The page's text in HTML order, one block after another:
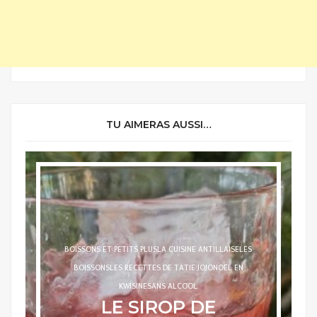
TU AIMERAS AUSSI…
ALCOOLISÉESLA CUISINE ANTILLAISELES BOISSONS
LA CAÏPIRINHA
PASSION